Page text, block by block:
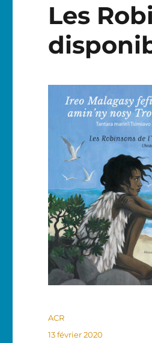
Les
Auteur
ACR
Publié
13 février 2020